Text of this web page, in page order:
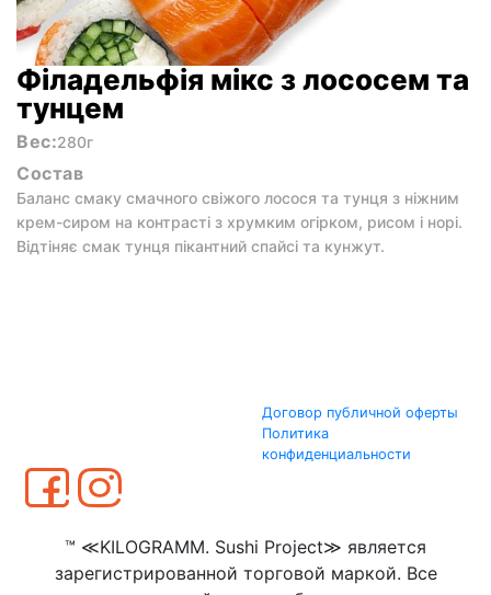
Філадельфія мікс з лососем та
тунцем
Вес:280г
Состав
Баланс смаку смачного свіжого лосося та тунця з ніжним
крем-сиром на контрасті з хрумким огірком, рисом і норі.
Відтіняє смак тунця пікантний спайсі та кунжут.
Договор публичной оферты
Политика
конфиденциальности
™ ≪KILOGRAMM. Sushi Project≫ является
зарегистрированной торговой маркой. Все